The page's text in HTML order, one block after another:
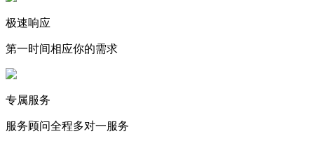
极速响应
第一时间相应你的需求
专属服务
服务顾问全程多对一服务